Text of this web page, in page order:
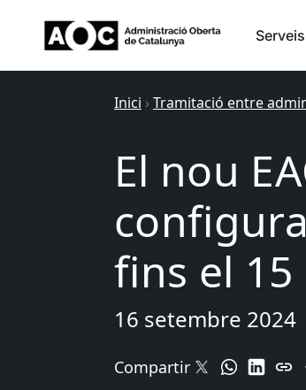
Serveis
Inici › Tramitació entre
El nou
fins el 15
16 setembre 2024
Compartir